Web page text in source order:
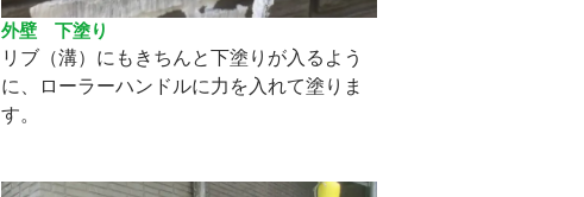
外壁 下塗り
リブ（溝）にもきちんと下塗りが入るよう
に、ローラーハンドルに力を入れて塗りま
す。